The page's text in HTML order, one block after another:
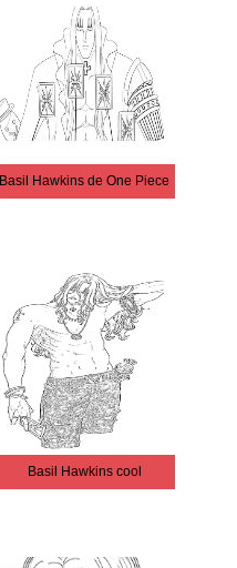
Basil Hawkins de One Piece
Basil Hawkins cool